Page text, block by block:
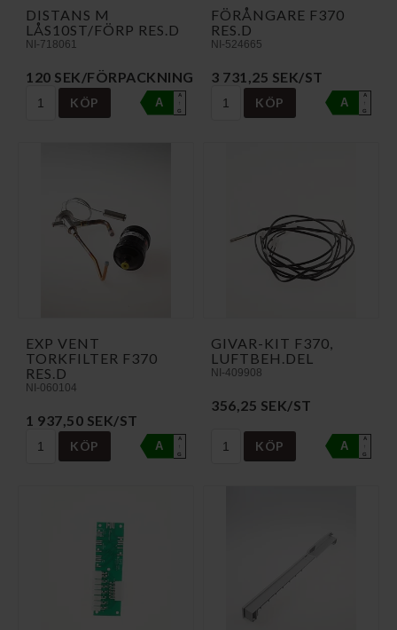
DISTANS M
LÅS10ST/FÖRP RES.D
NI-718061
120 SEK/FÖRPACKNING
KÖP A
A
↑
G
FÖRÅNGARE F370
RES.D
NI-524665
3 731,25 SEK/ST
KÖP A
A
↑
G
EXP VENT
TORKFILTER F370
RES.D
NI-060104
1 937,50 SEK/ST
KÖP A
A
↑
G
GIVAR-KIT F370,
LUFTBEH.DEL
NI-409908
356,25 SEK/ST
KÖP A
A
↑
G